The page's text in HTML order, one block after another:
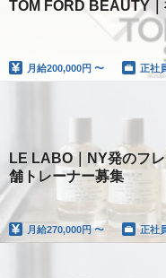
TOM FORD BEAUTY
月給200,000円 〜 正社
LE LABO｜NY発のフ
舗トレーナー募集
月給270,000円 〜 正社